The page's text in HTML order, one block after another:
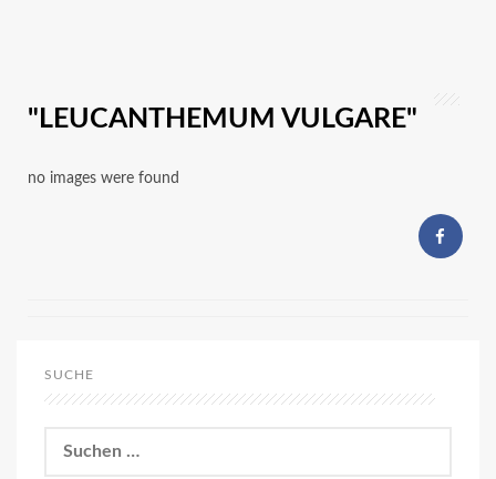
"LEUCANTHEMUM VULGARE"
no images were found
SUCHE
nach: